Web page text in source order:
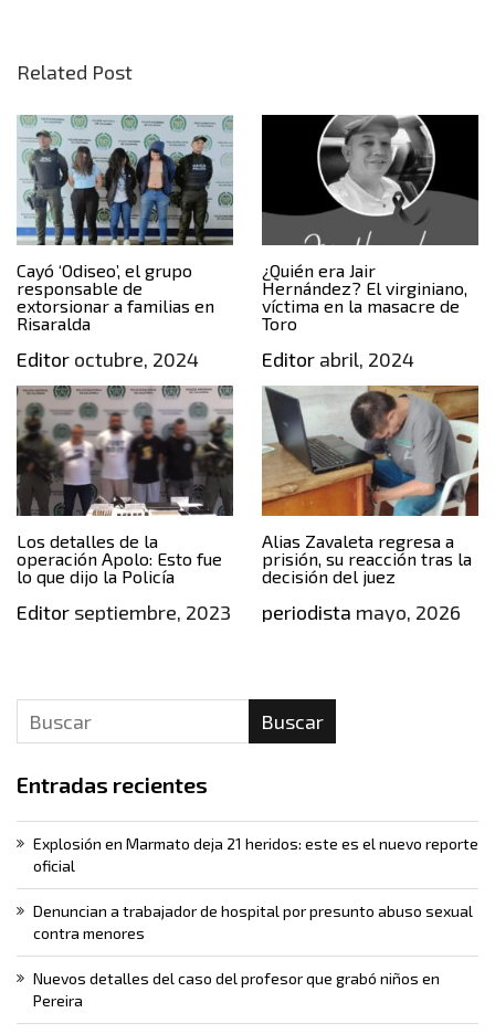
Related Post
Cayó ‘Odiseo’, el grupo
responsable de
extorsionar a familias en
Risaralda
Editor octubre, 2024
¿Quién era Jair
Hernández? El virginiano,
víctima en la masacre de
Toro
Editorabril, 2024
Los detalles de la
operación Apolo: Esto fue
lo que dijo la Policía
Editor septiembre, 2023
Alias Zavaleta regresa a
prisión, su reacción tras la
decisión del juez
periodista mayo, 2026
Buscar
Entradas recientes
Explosión en Marmato deja 21 heridos: este es el nuevo reporte
oficial
Denuncian a trabajador de hospital por presunto abuso sexual
contra menores
Nuevos detalles del caso del profesor que grabó niños en
Pereira